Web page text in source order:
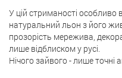
У цій стриманості особливо
натуральний льон з його
прозорість мережива,
лише відблиском у русі.
Нічого зайвого - лише точні